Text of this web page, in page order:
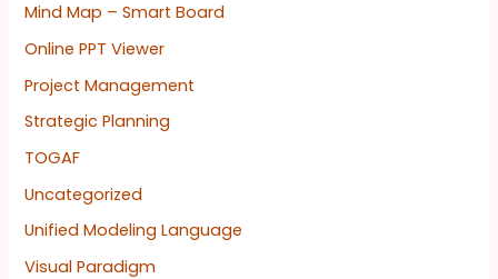
Mind Map – Smart Board
Online PPT Viewer
Project Management
Strategic Planning
TOGAF
Uncategorized
Unified Modeling Language
Visual Paradigm